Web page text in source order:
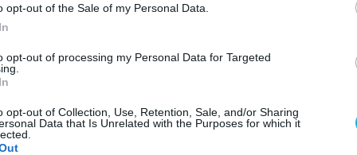
opt-out of the Sale of my Personal Data.
opt-out of processing my Personal Data for Targeted
opt-out of Collection, Use, Retention, Sale, and/or Sharing
Data that Is Unrelated with the Purposes for which it